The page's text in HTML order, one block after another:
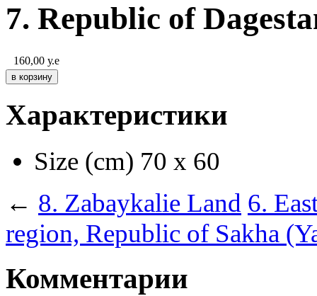
7. Republic of
160,00 у.е
Характеристики
Size (cm) 70 х 60
← 8. Zabaykalie Land 6.
region, Republic of Sakha
Комментарии